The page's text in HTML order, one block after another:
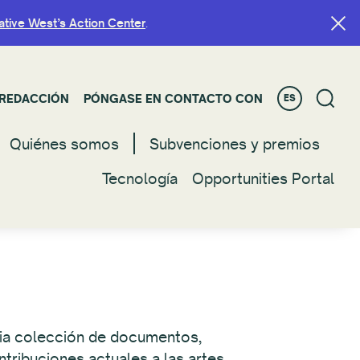
West’s Action Center.
PÓNGASE EN CONTACTO CON ES
Quiénes somos
Subvenciones y premios
Tecnología
Opportunities Portal
West’s Action Center.
PÓNGASE EN CONTACTO CON ES
Quienes somos
Subvenciones y premios
Tecnología
Opportunities Portal
colección de documentos,